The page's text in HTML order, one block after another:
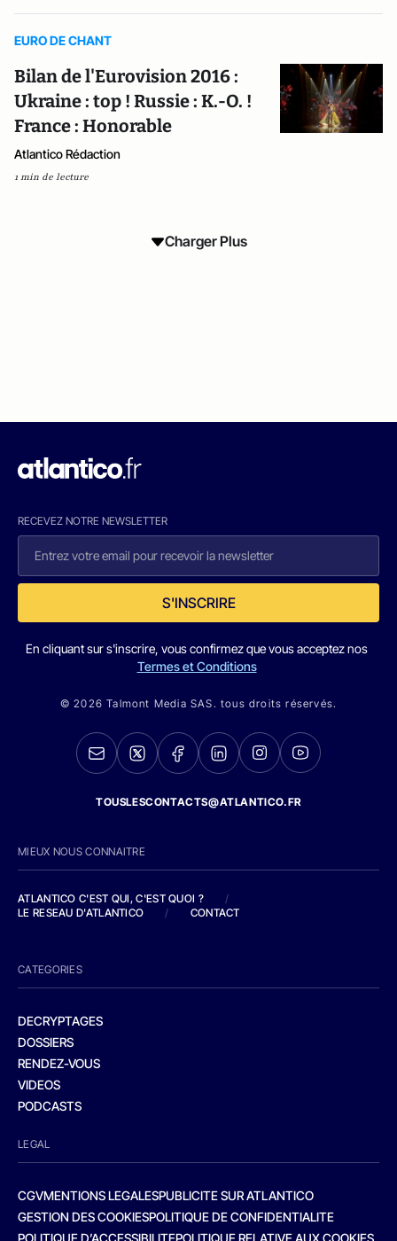
EURO DE CHANT
Bilan de l'Eurovision 2016 :
Ukraine : top ! Russie : K.-O. !
France : Honorable
Atlantico Rédaction
1 min de lecture
Charger Plus
RECEVEZ NOTRE NEWSLETTER
S'INSCRIRE
En cliquant sur s'inscrire, vous confirmez que vous acceptez nos
Termes et Conditions
© 2026 Talmont Media SAS. tous droits réservés.
TOUSLESCONTACTS@ATLANTICO.FR
MIEUX NOUS CONNAITRE
ATLANTICO C'EST QUI, C'EST QUOI ?
/
LE RESEAU D'ATLANTICO
/ CONTACT
CATEGORIES
DECRYPTAGES
DOSSIERS
RENDEZ-VOUS
VIDEOS
PODCASTS
LEGAL
CGVMENTIONS LEGALESPUBLICITE SUR ATLANTICO
GESTION DES COOKIESPOLITIQUE DE CONFIDENTIALITE
POLITIQUE D’ACCESSIBILITEPOLITIQUE RELATIVE AUX COOKIES